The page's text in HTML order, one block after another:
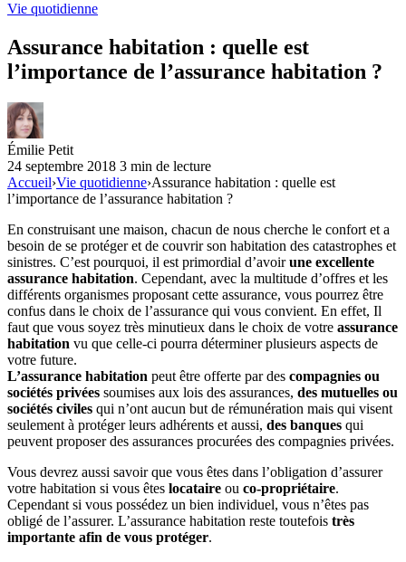
Vie quotidienne
Assurance habitation : quelle est
l’importance de l’assurance habitation ?
Émilie Petit
24 septembre 2018 3 min de lecture
Accueil›Vie quotidienne›Assurance habitation : quelle est
l’importance de l’assurance habitation ?
En construisant une maison, chacun de nous cherche le confort et a
besoin de se protéger et de couvrir son habitation des catastrophes et
sinistres. C’est pourquoi, il est primordial d’avoirune excellente
assurance habitation. Cependant, avec la multitude d’offres et les
différents organismes proposant cette assurance, vous pourrez être
confus dans le choix de l’assurance qui vous convient. En effet, Il
faut que vous soyez très minutieux dans le choix de votre assurance
habitation vu que celle-ci pourra déterminer plusieurs aspects de
votre future.
L’assurance habitation peut être offerte par des compagnies ou
sociétés privées soumises aux lois des assurances, des mutuelles ou
sociétés civiles qui n’ont aucun but de rémunération mais qui visent
seulement à protéger leurs adhérents et aussi, des banques qui
peuvent proposer des assurances procurées des compagnies privées.
Vous devrez aussi savoir que vous êtes dans l’obligation d’assurer
votre habitation si vous êtes locataire ou co-propriétaire.
Cependant si vous possédez un bien individuel, vous n’êtes pas
obligé de l’assurer. L’assurance habitation reste toutefois très
importante afin de vous protéger.